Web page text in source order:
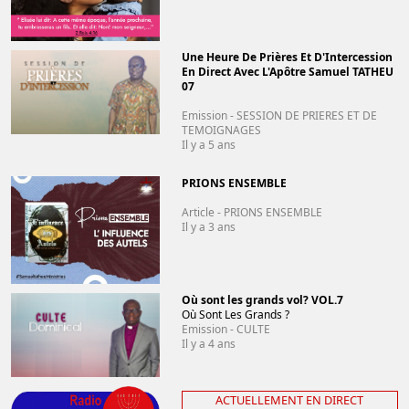
Une Heure De Prières Et D'Intercession
En Direct Avec L'Apôtre Samuel TATHEU
07
Emission - SESSION DE PRIERES ET DE
TEMOIGNAGES
Il y a 5 ans
PRIONS ENSEMBLE
Article - PRIONS ENSEMBLE
Il y a 3 ans
Où sont les grands vol? VOL.7
Où Sont Les Grands ?
Emission - CULTE
Il y a 4 ans
ACTUELLEMENT EN DIRECT